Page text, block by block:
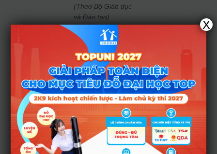
(Theo Bộ Giáo dục
và Đào tạo)
X